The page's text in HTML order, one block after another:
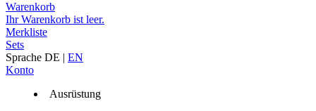
Warenkorb
Ihr Warenkorb ist leer.
Merkliste
Sets
Sprache DE | EN
Konto
Ausrüstung